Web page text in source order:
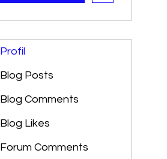
Profil
Blog Posts
Blog Comments
Blog Likes
Forum Comments